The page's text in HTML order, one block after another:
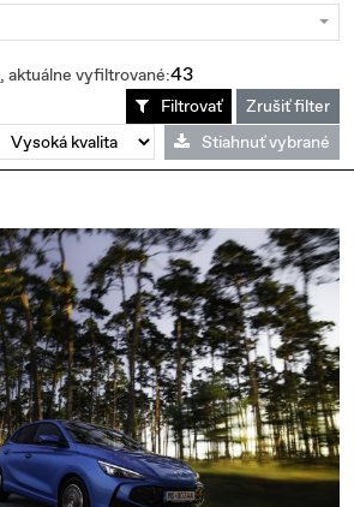
, aktuálne vyfiltrované:43
Filtrovať Zrušiť filter
Stiahnuť vybrané